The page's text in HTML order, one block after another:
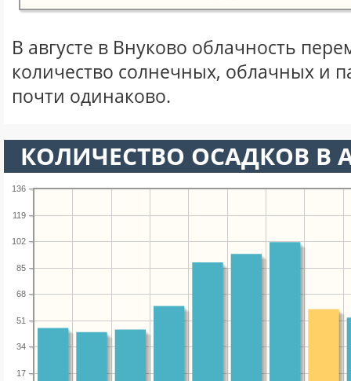
В августе в Внуково облачность
количество солнечных, облачных и
почти одинаково.
КОЛИЧЕСТВО ОСАДКОВ В
17
34
51
68
85
102
119
136